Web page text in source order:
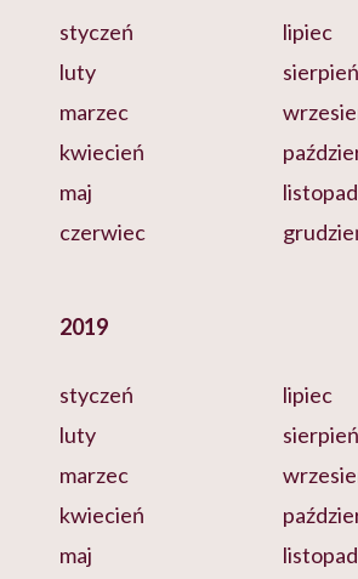
styczeń
luty
marzec
kwiecień
maj
czerwiec
lipiec
sierpień
listopad
2019
styczeń
luty
marzec
kwiecień
maj
lipiec
sierpień
listopad